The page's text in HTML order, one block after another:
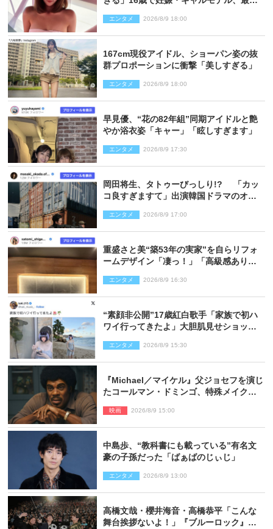
エンタメ 2026/8/9 18:00
167cm現役アイドル、ショーパン姿の抜
群プロポーションに衝撃「美しすぎる」
エンタメ 2026/8/9 18:00
早見優、“花の82年組”同期アイドルと艶
やか浴衣姿「キャー」「眩しすぎます」
エンタメ 2026/8/9 17:30
岡田将生、タトゥーびっしり!? 「カッ
コ良すぎますて」出演韓国ドラマのオフ
エンタメ 2026/8/9 17:00
重盛さと美“築53年の実家”を自らリフォ
ームデザイン「凄っ！」「高級感ありま
エンタメ 2026/8/9 16:30
“素顔非公開”17歳紅白歌手「家族で初ハ
ワイ行ってきたよ」大胆肌見せショット
エンタメ 2026/8/9 15:30
『Michael／マイケル』父ジョセフを演じ
たコールマン・ドミンゴ、特殊メイクに2
映画 2026/8/9 15:00
中島歩、“教科書にも載っている”有名文
豪の子孫だった「ばぁばのじぃじ」
エンタメ 2026/8/9 13:00
高橋文哉・櫻井海音・高橋恭平「こんな
舞台挨拶ないよ！」『ブルーロック』自